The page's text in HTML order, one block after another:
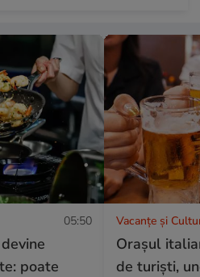
05:50
poate
Vacanțe și
Orașul
de turiști,